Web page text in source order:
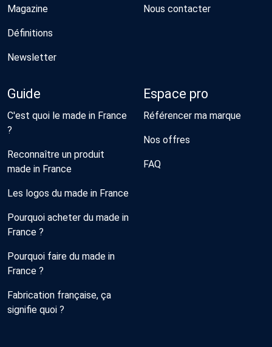
Magazine
Définitions
Newsletter
Nous contacter
Guide
C'est quoi le made in France
?
Reconnaître un produit
made in France
Les logos du made in France
Pourquoi acheter du made in
France ?
Pourquoi faire du made in
France ?
Fabrication française, ça
signifie quoi ?
Espace pro
Référencer ma marque
Nos offres
FAQ